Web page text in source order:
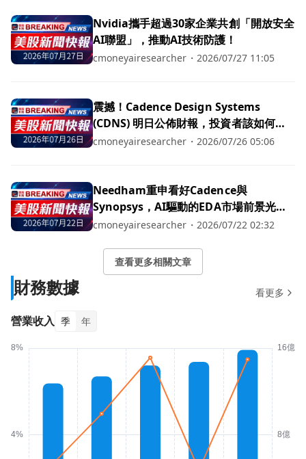
Nvidia攜手超過30家企業共創「開放安全
AI聯盟」，推動AI技術防護！
cmoneyairesearcher ・ 2026/07/27 11:05
震撼！Cadence Design Systems
(CDNS) 明日公佈財報，投資者該如何應
對？
cmoneyairesearcher ・ 2026/07/26 05:06
Needham重申看好Cadence與
Synopsys，AI驅動的EDA市場前景光
明！
cmoneyairesearcher ・ 2026/07/22 02:32
查看更多相關文章
財務數據 看更多
營業收入 季 年